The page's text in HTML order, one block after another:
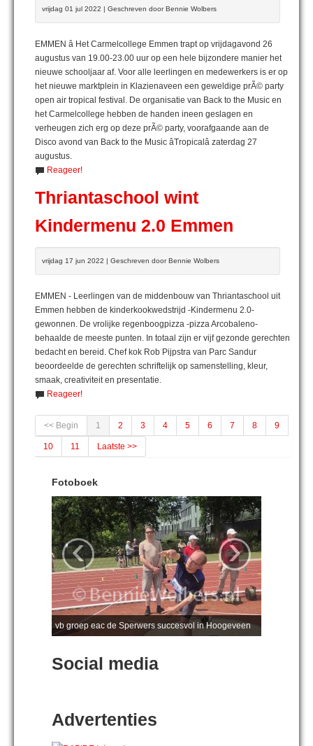
vrijdag 01 jul 2022 | Geschreven door Bennie Wolbers
EMMEN â Het Carmelcollege Emmen trapt op vrijdagavond 26
augustus van 19.00-23.00 uur op een hele bijzondere manier het
nieuwe schooljaar af. Voor alle leerlingen en medewerkers is er op
het nieuwe marktplein in Klazienaveen een geweldige prÃ© party
open air tropical festival. De organisatie van Back to the Music en
het Carmelcollege hebben de handen ineen geslagen en
verheugen zich erg op deze prÃ© party, voorafgaande aan de
Disco avond van Back to the Music âTropicalâ zaterdag 27
augustus.
Reageer!
Thriantaschool wint
Kindermenu 2.0 Emmen
vrijdag 17 jun 2022 | Geschreven door Bennie Wolbers
EMMEN - Leerlingen van de middenbouw van Thriantaschool uit
Emmen hebben de kinderkookwedstrijd -Kindermenu 2.0-
gewonnen. De vrolijke regenboogpizza -pizza Arcobaleno-
behaalde de meeste punten. In totaal zijn er vijf gezonde gerechten
bedacht en bereid. Chef kok Rob Pijpstra van Parc Sandur
beoordeelde de gerechten schriftelijk op samenstelling, kleur,
smaak, creativiteit en presentatie.
Reageer!
<< Begin 1 2 3 4 5 6 7 8 9
10 11 Laatste >>
Fotoboek
vb groep eac de Sperwers succesvol in Hoogeveen
‹ ›
Social media
Advertenties